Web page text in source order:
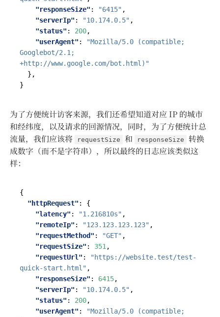
"responseSize" : "6415" ,
"serverIp" : "10.174.0.5" ,
"status" : 200,
"userAgent" :
"Mozilla/5.0 (compatible;
Googlebot/2.1;
+http://www.google.com/bot.html)"
},
}
为了方便统计访客来源，我们还希望知道对应 IP 的城市
和经纬度，以及请求的回源情况，同时，为了方便统计总
流量，我们应该将
requestSize 和 responseSize
转换
成数字（而不是字符串），所以最终的日志应该类似这
样：
{
"httpRequest" :
{
"latency" : "1.216810s" ,
"remoteIp" : "123.123.123.123" ,
"requestMethod" : "GET" ,
"requestSize" : 351 ,
"requestUrl" :
"https://website.test/test-
quick-start.html" ,
"responseSize" : 6415,
"serverIp" : "10.174.0.5" ,
"status" : 200,
"userAgent" :
"Mozilla/5.0 (compatible;